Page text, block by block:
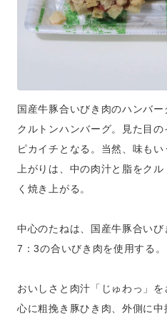
国産牛豚合いびき肉のハンバ
クルトンハンバーグ。見た目
ピカイチとなる。当然、味も
上がりは、中の肉汁と脂をク
く焼き上がる。
中心のたねは、国産牛豚合い
7：3の合いびき肉を使用する。
おいしさと肉汁「じゅわっ」
心に粗挽き豚ひき肉、外側に